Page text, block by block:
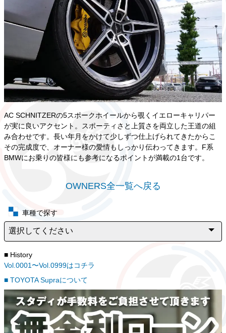
車種で探す
■ History
Vol.0001〜Vol.0999はコチラ
■ TOYOTA Supraについて
AC SCHNITZERの5スポークホイールから覗くイエローキャリパー
が実に良いアクセント。スポーティさと上質さを両立した王道の組
み合わせです。長い年月をかけて少しずつ仕上げられてきたからこ
その完成度で、オーナー様の愛情もしっかり伝わってきます。F系
BMWにお乗りの皆様にも参考になるポイントが満載の1台です。
OWNERS全一覧へ戻る